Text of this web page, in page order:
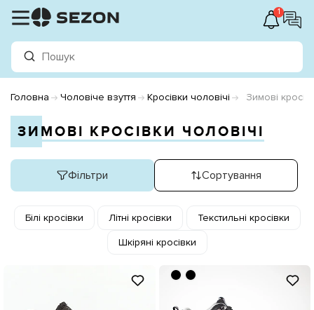
1
Головна Чоловіче взуття Кросівки чоловічі Зимові
ЗИМОВІ КРОСІВКИ ЧОЛОВІЧІ
Фільтри Сортування
Білі кросівки Літні кросівки Текстильні кросівки
Шкіряні кросівки